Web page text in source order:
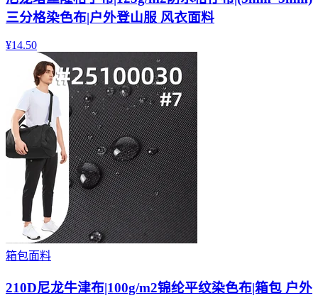
三分格染色布|户外登山服 风衣面料
¥14.50
箱包面料
210D尼龙牛津布|100g/m2锦纶平纹染色布|箱包 户外